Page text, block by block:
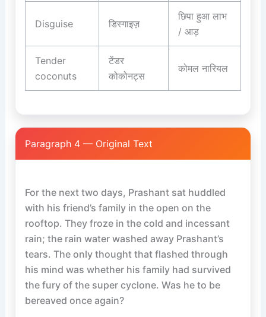
Disguise डिस्गाइज़
छिपा हुआ लाभ
/ आड़
Tender
coconuts
टेंडर
कोकोनट्स
कोमल नारियल
Paragraph 4 — Original Text
For the next two days, Prashant sat huddled
with his friend’s family in the open on the
rooftop. They froze in the cold and incessant
rain; the rain water washed away Prashant’s
tears. The only thought that flashed through
his mind was whether his family had survived
the fury of the super cyclone. Was he to be
bereaved once again?